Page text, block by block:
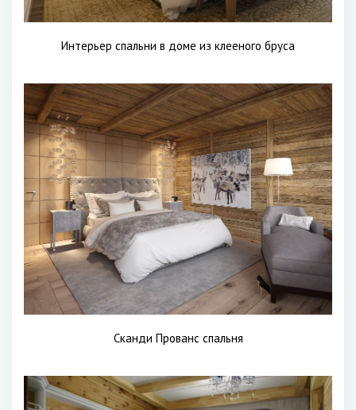
Интерьер спальни в доме из клееного бруса
Сканди Прованс спальня